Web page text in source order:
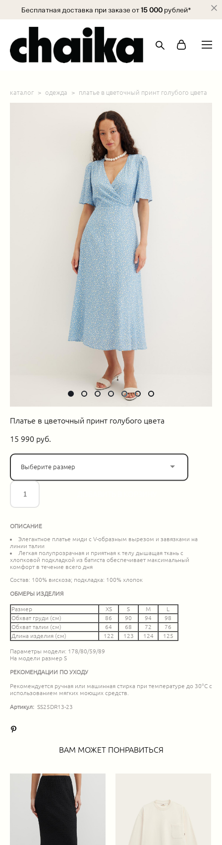
Бесплатная доставка при заказе от15 000рублей*
каталог > одежда > платье в цветочный принт голубого цвета
Платье в цветочный принт голубого цвета
15 990 pуб.
Выберите размер
ОПИСАНИЕ
Элегантное платье миди с V-образным вырезом и завязками на
линии талии
Легкая полупрозрачная и приятная к телу дышащая ткань с
хлопковой подкладкой из батиста обеспечивает максимальный
комфорт в течение всего дня
Состав: 100% вискоза; подкладка: 100% хлопок
ОБМЕРЫ ИЗДЕЛИЯ
Размер XS S M
L
Обхват груди (см)
86 90 94
98
Обхват талии (см)
64 68 72
76
Длина изделия (см)
122 123 124 125
Параметры модели: 178/80/59/89
На модели размер S
РЕКОМЕНДАЦИИ ПО УХОДУ
Рекомендуется ручная или машинная стирка при температуре до 30°C с
использованием мягких моющих средств.
Артикул: SS25DR13-23
ВАМ МОЖЕТ ПОНРАВИТЬСЯ